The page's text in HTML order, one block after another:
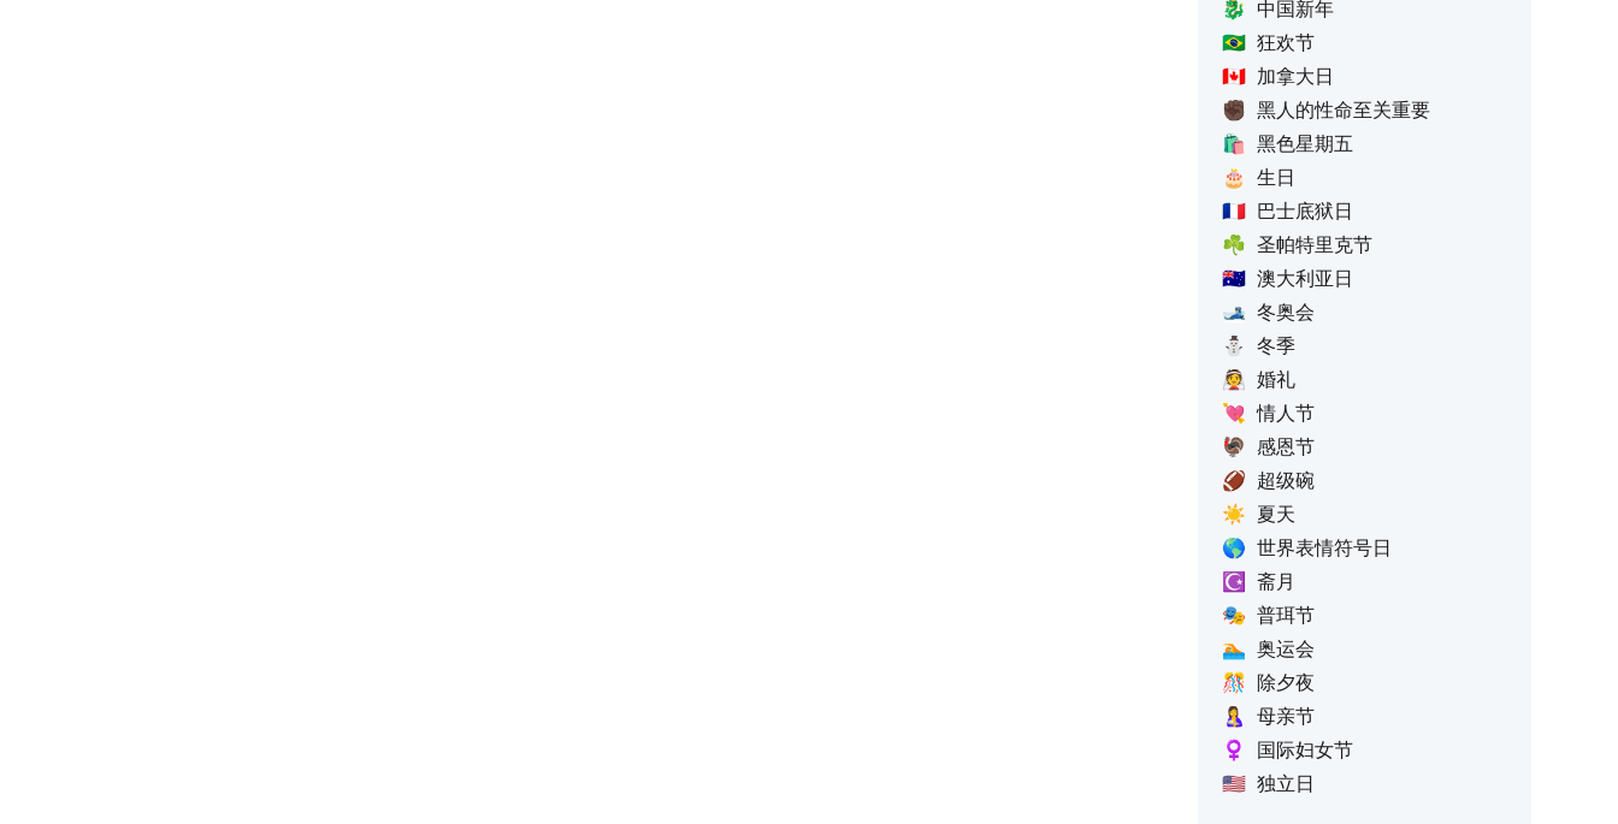
🐉 中国新年
🇧🇷 狂欢节
🇨🇦 加拿大日
✊🏿 黑人的性命至关重要
🛍️ 黑色星期五
🎂
生日
🇫🇷 巴士底狱日
☘️ 圣帕特里克节
🇦🇺 澳大利亚日
🎿 冬奥会
⛄
冬季
👰 婚礼
💘 情人节
🦃 感恩节
🏈 超级碗
☀️ 夏天
🌎 世界表情符号日
☪️
斋月
🎭 普珥节
🏊 奥运会
🎊
除夕夜
🤱
母亲节
♀️
国际妇女节
🇺🇸 独立日